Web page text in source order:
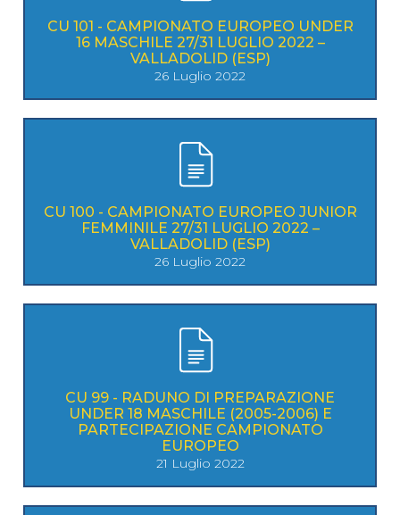
CU 101 - CAMPIONATO EUROPEO UNDER
16 MASCHILE 27/31 LUGLIO 2022 –
VALLADOLID (ESP)
26 Luglio 2022
CU 100 - CAMPIONATO EUROPEO JUNIOR
FEMMINILE 27/31 LUGLIO 2022 –
VALLADOLID (ESP)
26 Luglio 2022
CU 99 - RADUNO DI PREPARAZIONE
UNDER 18 MASCHILE (2005-2006) E
PARTECIPAZIONE CAMPIONATO
EUROPEO
21 Luglio 2022